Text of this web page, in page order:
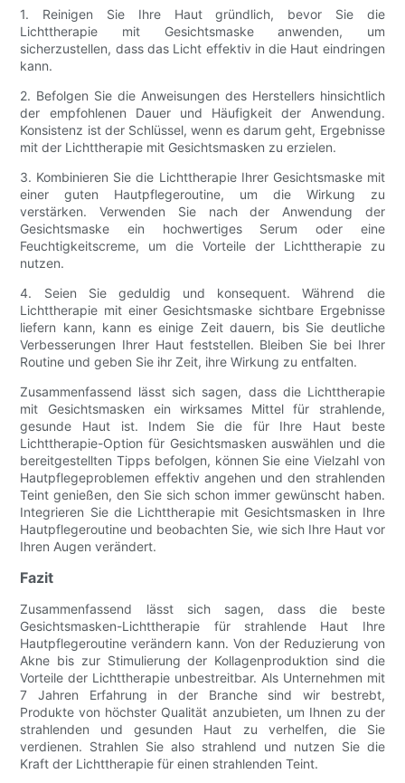
1. Reinigen Sie Ihre Haut gründlich, bevor Sie die
Lichttherapie mit Gesichtsmaske anwenden, um
sicherzustellen, dass das Licht effektiv in die Haut eindringen
kann.
2. Befolgen Sie die Anweisungen des Herstellers hinsichtlich
der empfohlenen Dauer und Häufigkeit der Anwendung.
Konsistenz ist der Schlüssel, wenn es darum geht, Ergebnisse
mit der Lichttherapie mit Gesichtsmasken zu erzielen.
3. Kombinieren Sie die Lichttherapie Ihrer Gesichtsmaske mit
einer guten Hautpflegeroutine, um die Wirkung zu
verstärken. Verwenden Sie nach der Anwendung der
Gesichtsmaske ein hochwertiges Serum oder eine
Feuchtigkeitscreme, um die Vorteile der Lichttherapie zu
nutzen.
4. Seien Sie geduldig und konsequent. Während die
Lichttherapie mit einer Gesichtsmaske sichtbare Ergebnisse
liefern kann, kann es einige Zeit dauern, bis Sie deutliche
Verbesserungen Ihrer Haut feststellen. Bleiben Sie bei Ihrer
Routine und geben Sie ihr Zeit, ihre Wirkung zu entfalten.
Zusammenfassend lässt sich sagen, dass die Lichttherapie
mit Gesichtsmasken ein wirksames Mittel für strahlende,
gesunde Haut ist. Indem Sie die für Ihre Haut beste
Lichttherapie-Option für Gesichtsmasken auswählen und die
bereitgestellten Tipps befolgen, können Sie eine Vielzahl von
Hautpflegeproblemen effektiv angehen und den strahlenden
Teint genießen, den Sie sich schon immer gewünscht haben.
Integrieren Sie die Lichttherapie mit Gesichtsmasken in Ihre
Hautpflegeroutine und beobachten Sie, wie sich Ihre Haut vor
Ihren Augen verändert.
Fazit
Zusammenfassend lässt sich sagen, dass die beste
Gesichtsmasken-Lichttherapie für strahlende Haut Ihre
Hautpflegeroutine verändern kann. Von der Reduzierung von
Akne bis zur Stimulierung der Kollagenproduktion sind die
Vorteile der Lichttherapie unbestreitbar. Als Unternehmen mit
7 Jahren Erfahrung in der Branche sind wir bestrebt,
Produkte von höchster Qualität anzubieten, um Ihnen zu der
strahlenden und gesunden Haut zu verhelfen, die Sie
verdienen. Strahlen Sie also strahlend und nutzen Sie die
Kraft der Lichttherapie für einen strahlenden Teint.